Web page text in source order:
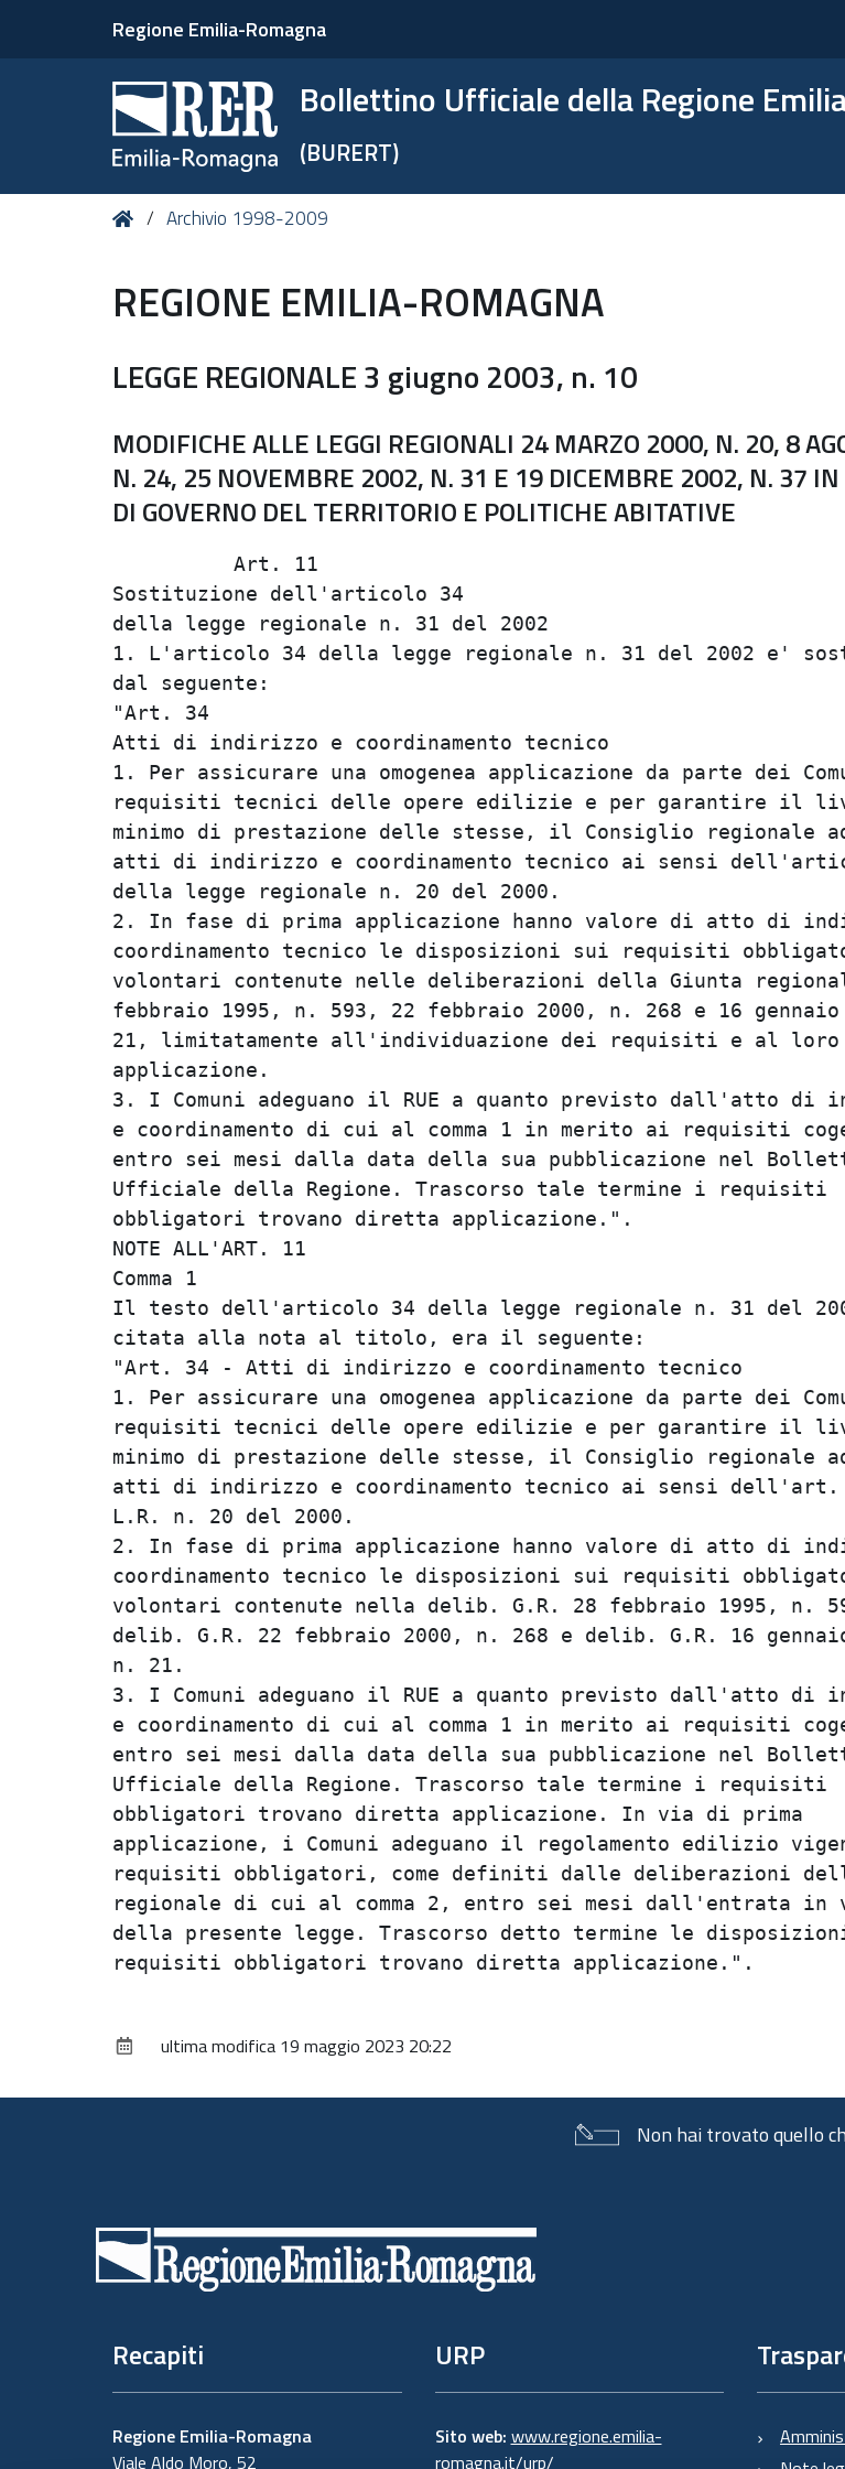
Regione Emilia-Romagna
Bollettino Ufficiale della Regione
(BURERT)
Tu HomeArchivio 1998-2009
REGIONE EMILIA-ROMAGNA
LEGGE REGIONALE 3 giugno 2003, n. 10
MODIFICHE ALLE LEGGI REGIONALI 24 MARZO 2000, N. 20, 8
N. 24, 25 NOVEMBRE 2002, N. 31 E 19 DICEMBRE 2002, N. 37
DI GOVERNO DEL TERRITORIO E POLITICHE ABITATIVE
Sostituzione
della legge regionale n. 31
1. L'articolo 34 della legge regionale n. 31 del
dal
"Art.
Atti di indirizzo e
1. Per assicurare una omogenea applicazione da
requisiti tecnici delle opere edilizie e per
minimo di prestazione delle stesse, il Consiglio
atti di indirizzo e coordinamento tecnico ai
della legge regionale n. 20
2. In fase di prima applicazione hanno valore di
coordinamento tecnico le disposizioni sui
volontari contenute nelle deliberazioni della
febbraio 1995, n. 593, 22 febbraio 2000, n. 268 e 16
21, limitatamente all'individuazione dei requisiti e
3. I Comuni adeguano il RUE a quanto previsto
e coordinamento di cui al comma 1 in merito ai
entro sei mesi dalla data della sua
Ufficiale della Regione. Trascorso tale
obbligatori trovano diretta
NOTE
Il testo dell'articolo 34 della legge regionale
citata alla nota al titolo, era il
"Art. 34 - Atti di indirizzo e
1. Per assicurare una omogenea applicazione da
requisiti tecnici delle opere edilizie e per
minimo di prestazione delle stesse, il Consiglio
atti di indirizzo e coordinamento tecnico ai sensi
L.R. n. 20 del
2. In fase di prima applicazione hanno valore di
coordinamento tecnico le disposizioni sui
volontari contenute nella delib. G.R. 28
delib. G.R. 22 febbraio 2000, n. 268 e delib. G.R.
n.
3. I Comuni adeguano il RUE a quanto previsto
e coordinamento di cui al comma 1 in merito ai
entro sei mesi dalla data della sua
Ufficiale della Regione. Trascorso tale
obbligatori trovano diretta applicazione.
applicazione, i Comuni adeguano il regolamento
requisiti obbligatori, come definiti dalle
regionale di cui al comma 2, entro sei mesi
della presente legge. Trascorso detto termine le
ultima modifica 19 maggio 2023 20:22
Non hai trovato quello
Recapiti
Regione Emilia-Romagna
Viale Aldo Moro, 52
URP
Sito web: www.regione.emilia-
romagna.it/urp/